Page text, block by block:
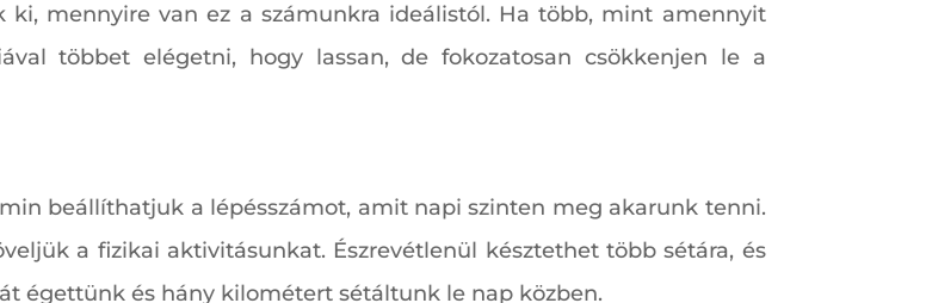
ki, mennyire van ez a számunkra ideálistól. Ha több, mint amennyit
többet elégetni, hogy lassan, de fokozatosan csökkenjen le a
beállíthatjuk a lépésszámot, amit napi szinten meg akarunk tenni.
a fizikai aktivitásunkat. Észrevétlenül késztethet több sétára, és
égettünk és hány kilométert sétáltunk le nap közben.